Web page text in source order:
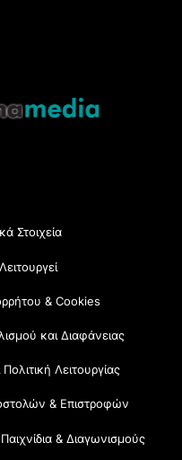
Στοιχεία
& Cookies
και Διαφάνειας
Λειτουργίας
& Επιστροφών
& Διαγωνισμούς